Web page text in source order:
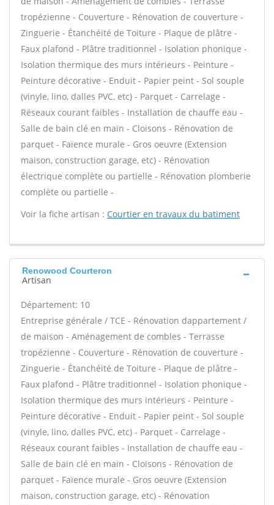
tropézienne - Couverture - Rénovation de couverture -
Zinguerie - Étanchéité de Toiture - Plaque de plâtre -
Faux plafond - Plâtre traditionnel - Isolation phonique -
Isolation thermique des murs intérieurs - Peinture -
Peinture décorative - Enduit - Papier peint - Sol souple
(vinyle, lino, dalles PVC, etc) - Parquet - Carrelage -
Réseaux courant faibles - Installation de chauffe eau -
Salle de bain clé en main - Cloisons - Rénovation de
parquet - Faïence murale - Gros oeuvre (Extension
maison, construction garage, etc) - Rénovation
électrique complète ou partielle - Rénovation plomberie
complète ou partielle -
Voir la fiche artisan : Courtier en travaux du batiment
Renowood Courteron
Artisan
Département: 10
Entreprise générale / TCE - Rénovation dappartement /
de maison - Aménagement de combles - Terrasse
tropézienne - Couverture - Rénovation de couverture -
Zinguerie - Étanchéité de Toiture - Plaque de plâtre -
Faux plafond - Plâtre traditionnel - Isolation phonique -
Isolation thermique des murs intérieurs - Peinture -
Peinture décorative - Enduit - Papier peint - Sol souple
(vinyle, lino, dalles PVC, etc) - Parquet - Carrelage -
Réseaux courant faibles - Installation de chauffe eau -
Salle de bain clé en main - Cloisons - Rénovation de
parquet - Faïence murale - Gros oeuvre (Extension
maison, construction garage, etc) - Rénovation